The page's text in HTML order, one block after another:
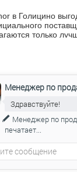
в Голицино
только
Менеджер по
Здравствуйте!
Менеджер по
печатает...